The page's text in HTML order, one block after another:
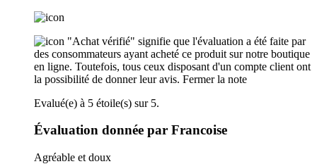
"Achat vérifié" signifie que l'évaluation a été faite par
des consommateurs ayant acheté ce produit sur notre boutique
en ligne. Toutefois, tous ceux disposant d'un compte client ont
la possibilité de donner leur avis. Fermer la note
Evalué(e) à 5 étoile(s) sur 5.
Évaluation donnée par Francoise
Agréable et doux